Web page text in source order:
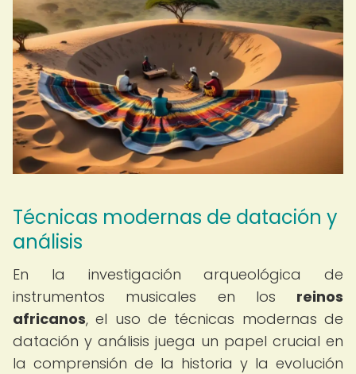
Técnicas modernas de datación y
análisis
En la investigación arqueológica de
instrumentos musicales en los reinos
africanos, el uso de técnicas modernas de
datación y análisis juega un papel crucial en
la comprensión de la historia y la evolución